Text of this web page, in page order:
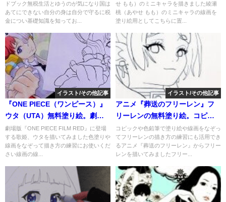
す！」・・・節税＆無税生活ガ
イドブック
ドブック無税生活とゆうのが気になり国は
あてにできない自分の身は自分で守るに税
金につい基礎知識を知ってお...
ペイントで塗り絵や描き方の練
習にも活用できる。
せ もも）のミニキャラを描きました綾瀬
桃（あやせ もも）のミニキャラの線画を
塗り絵用としてこちらに置...
イラスト/その他記事
『ONE PIECE（ワンピース）』
ウタ（UTA）無料塗り絵。劇場
版『ONE PIECE FILM RED』歌
姫の色塗り、描き方の練習に！
劇場版『ONE PIECE FILM RED』に登場
する歌姫、ウタを描いてみました色塗りや
線画をなぞって描き方の練習にお使いくだ
さい線画の線...
イラスト/その他記事
アニメ『葬送のフリーレン』フ
リーレンの無料塗り絵。コピッ
クや色鉛筆で塗り絵や線画をな
ぞってフリーレンの描き方の練
習にも活用できる
コピックや色鉛筆で塗り絵や線画をなぞっ
てフリーレンの描き方の練習にも活用でき
るアニメ『葬送のフリーレン』からフリー
レンを描いてみましたフリー...